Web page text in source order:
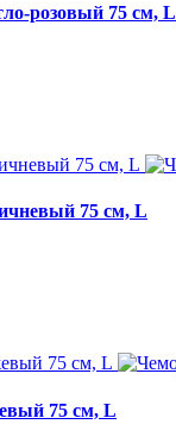
розовый 75 см, L
75 см, L
75 см, L